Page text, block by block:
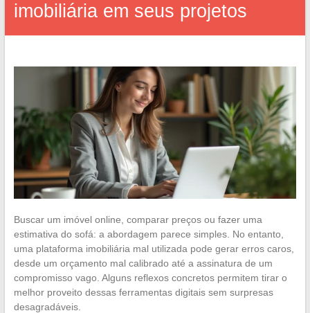
imobiliária em seus projetos
Buscar um imóvel online, comparar preços ou fazer uma
estimativa do sofá: a abordagem parece simples. No entanto,
uma plataforma imobiliária mal utilizada pode gerar erros caros,
desde um orçamento mal calibrado até a assinatura de um
compromisso vago. Alguns reflexos concretos permitem tirar o
melhor proveito dessas ferramentas digitais sem surpresas
desagradáveis.